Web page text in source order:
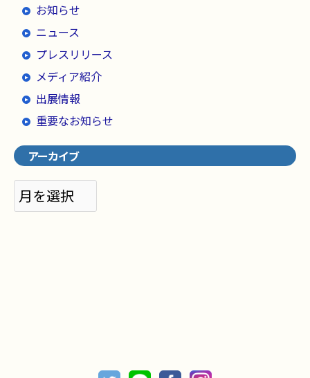
お知らせ
ニュース
プレスリリース
メディア紹介
出展情報
重要なお知らせ
アーカイブ